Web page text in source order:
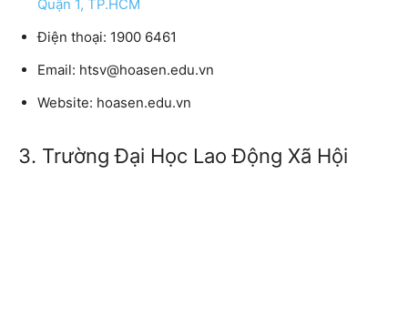
Quận 1, TP.HCM
Điện thoại: 1900 6461
Email: htsv@hoasen.edu.vn
Website: hoasen.edu.vn
3. Trường Đại Học Lao Động Xã Hội